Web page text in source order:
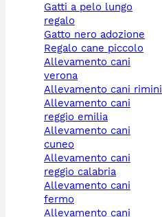
gatti a pelo lungo
regalo
gatto nero adozione
regalo cane piccolo
allevamento cani
verona
allevamento cani rimini
allevamento cani
reggio emilia
allevamento cani
cuneo
allevamento cani
reggio calabria
allevamento cani
fermo
allevamento cani